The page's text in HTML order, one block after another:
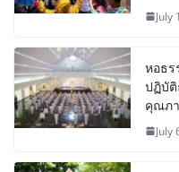
July
หอธร
ปฏิบัติ
คุณภ
July